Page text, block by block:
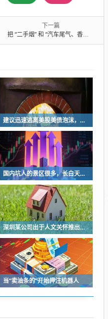
下一篇
把 “二手烟” 和 “汽车尾气、香水味” 等同，是严重偷换概念
建议迅速逃离美股美债泡沫，AI正加速而非延缓其泡沫破裂
国内坑人的景区很多，长白天池只是其中被坑印象最深的那一个
深圳某公司出于人文关怀推出内部托管，结果无孩单身员工举报了，核心理由有两个
当“卖油条的”开始押注机器人